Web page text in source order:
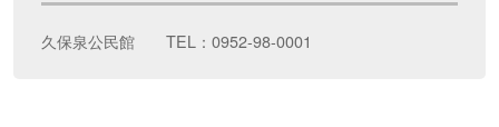
久保泉公民館 TEL：0952-98-0001